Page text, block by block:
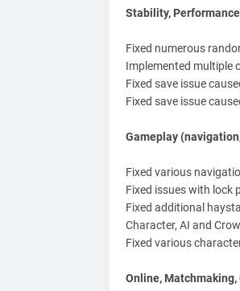
Stability,
Fixed numerous
Implemented multiple
Fixed save issue
Fixed save issue
Gameplay
Fixed various
Fixed issues with lock
Fixed additional
Character, AI and
Fixed various
Online,